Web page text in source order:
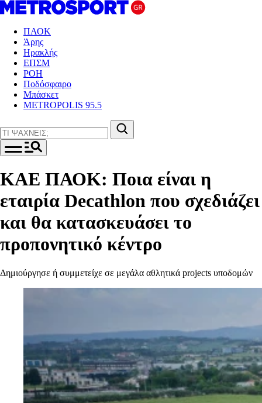
ΠΑΟΚ
Άρης
Ηρακλής
ΕΠΣΜ
ΡΟΗ
Ποδόσφαιρο
Μπάσκετ
METROPOLIS 95.5
ΚΑΕ ΠΑΟΚ: Ποια είναι η
εταιρία Decathlon που σχεδιάζει
και θα κατασκευάσει το
προπονητικό κέντρο
Δημιούργησε ή συμμετείχε σε μεγάλα αθλητικά projects υποδομών